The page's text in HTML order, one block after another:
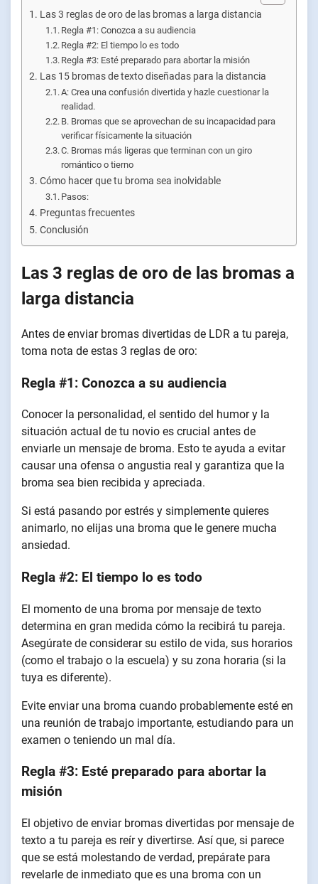
Las 3 reglas de oro de las bromas a larga distancia
Regla #1: Conozca a su audiencia
Regla #2: El tiempo lo es todo
Regla #3: Esté preparado para abortar la misión
Las 15 bromas de texto diseñadas para la distancia
A: Crea una confusión divertida y hazle cuestionar la
realidad.
B. Bromas que se aprovechan de su incapacidad para
verificar físicamente la situación
C. Bromas más ligeras que terminan con un giro
romántico o tierno
Cómo hacer que tu broma sea inolvidable
Pasos:
Preguntas frecuentes
Conclusión
Las 3 reglas de oro de las bromas a
larga distancia
Antes de enviar bromas divertidas de LDR a tu pareja,
toma nota de estas 3 reglas de oro:
Regla #1: Conozca a su audiencia
Conocer la personalidad, el sentido del humor y la
situación actual de tu novio es crucial antes de
enviarle un mensaje de broma. Esto te ayuda a evitar
causar una ofensa o angustia real y garantiza que la
broma sea bien recibida y apreciada.
Si está pasando por estrés y simplemente quieres
animarlo, no elijas una broma que le genere mucha
ansiedad.
Regla #2: El tiempo lo es todo
El momento de una broma por mensaje de texto
determina en gran medida cómo la recibirá tu pareja.
Asegúrate de considerar su estilo de vida, sus horarios
(como el trabajo o la escuela) y su zona horaria (si la
tuya es diferente).
Evite enviar una broma cuando probablemente esté en
una reunión de trabajo importante, estudiando para un
examen o teniendo un mal día.
Regla #3: Esté preparado para abortar la
misión
El objetivo de enviar bromas divertidas por mensaje de
texto a tu pareja es reír y divertirse. Así que, si parece
que se está molestando de verdad, prepárate para
revelarle de inmediato que es una broma con un